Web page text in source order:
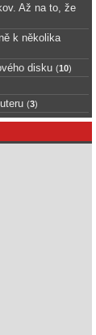
Až na to, že
k několika
disku (10)
(3)